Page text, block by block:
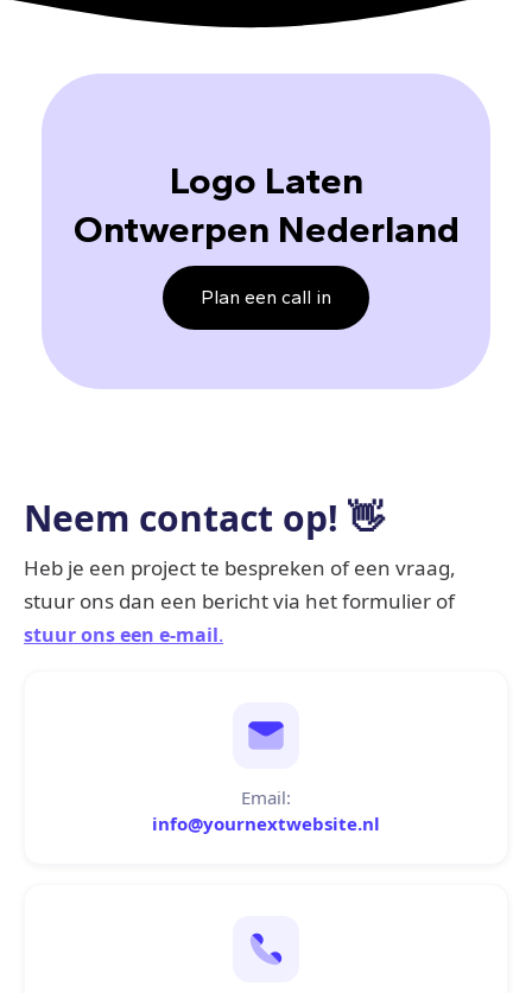
Logo Laten
Ontwerpen Nederland
Plan een call in
Neem contact op! 👋
Heb je een project te bespreken of een vraag,
stuur ons dan een bericht via het formulier of
stuur ons een e-mail.
Email:
info@yournextwebsite.nl